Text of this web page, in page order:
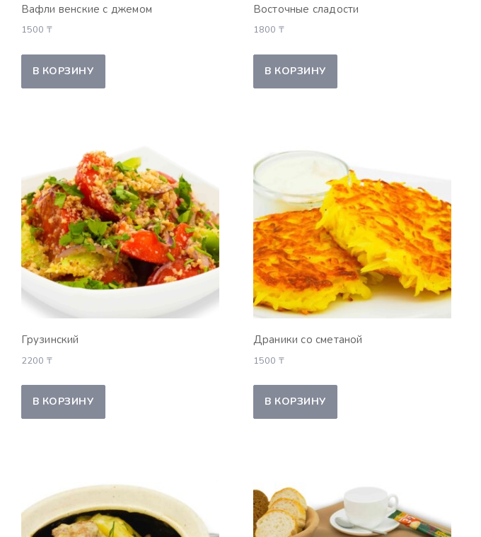
Вафли венские с джемом
1500 ₸
В КОРЗИНУ
Восточные сладости
1800 ₸
В КОРЗИНУ
Грузинский
2200 ₸
В КОРЗИНУ
Драники со сметаной
1500 ₸
В КОРЗИНУ